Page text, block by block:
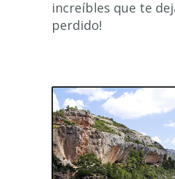
increíbles que te
perdido!